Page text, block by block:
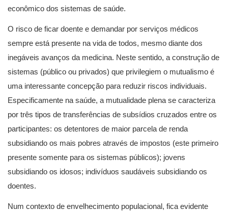
econômico dos sistemas de saúde.
O risco de ficar doente e demandar por serviços médicos
sempre está presente na vida de todos, mesmo diante dos
inegáveis avanços da medicina. Neste sentido, a construção de
sistemas (público ou privados) que privilegiem o mutualismo é
uma interessante concepção para reduzir riscos individuais.
Especificamente na saúde, a mutualidade plena se caracteriza
por três tipos de transferências de subsídios cruzados entre os
participantes: os detentores de maior parcela de renda
subsidiando os mais pobres através de impostos (este primeiro
presente somente para os sistemas públicos); jovens
subsidiando os idosos; indivíduos saudáveis subsidiando os
doentes.
Num contexto de envelhecimento populacional, fica evidente